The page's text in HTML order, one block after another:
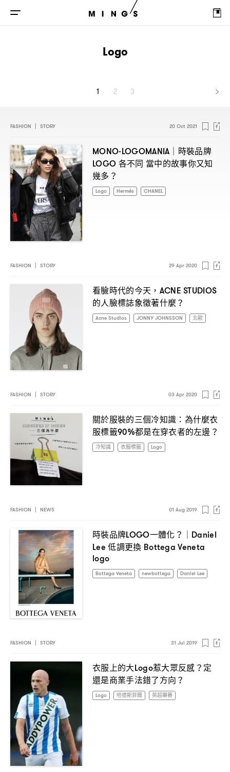
Logo
1 2 3
FASHION STORY 20 Oct 2021
MONO-LOGOMANIA｜ 時裝品牌
LOGO 各不同 當中的故事你又知
幾多 ？
Logo Hermès CHANEL
FASHION | STORY 29 Apr 2020
看臉時代的今天 ，ACNE STUDIOS
的人臉標誌象徵著什麼？
Acne Studios JONNY JOHNSSON 北歐
FASHION STORY 03 Apr 2020
關於服裝的三個冷知識 ： 為什麼衣
服標籤90%都是在穿衣者的左邊 ？
冷知識 衣服標籤 Logo
FASHION NEWS 01 Aug 2019
時裝品牌LOGO一體化 ？｜Daniel
Lee低調更換 Bottega Veneta
logo
Bottega Veneta newbottega Daniel Lee
FASHION | STORY 31 Jul 2019
衣服上的大Logo惹大眾反感 ？ 定
還是商業手法錯了方向 ？
Logo 哈德斯菲爾 英超聯賽